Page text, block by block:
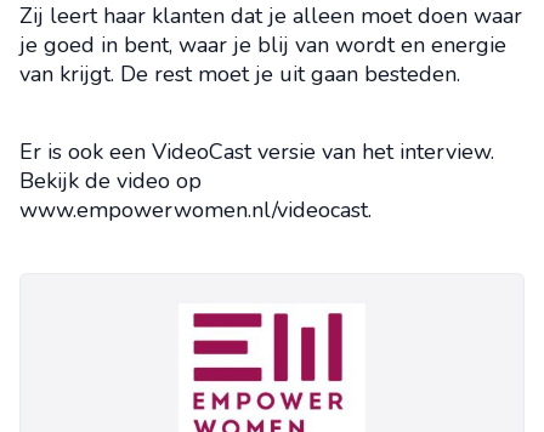
Zij leert haar klanten dat je alleen moet doen waar
je goed in bent, waar je blij van wordt en energie
van krijgt. De rest moet je uit gaan besteden.
Er is ook een VideoCast versie van het interview.
Bekijk de video op
www.empowerwomen.nl/videocast.